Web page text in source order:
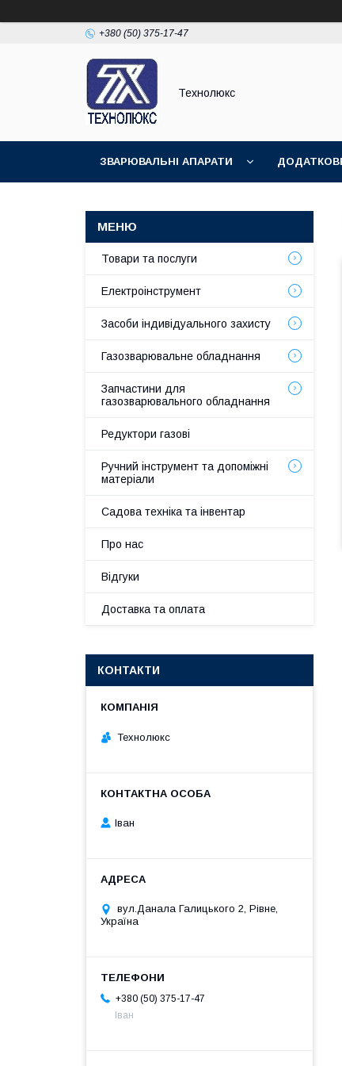
+380 (50) 375-17-47
Технолюкс
ЗВАРЮВАЛЬНІ АПАРАТИ
Товари та послуги
Електроінструмент
Засоби індивідуального захисту
Газозварювальне обладнання
Запчастини для
газозварювального обладнання
Редуктори газові
Ручний інструмент та допоміжні
матеріали
Садова техніка та інвентар
Про нас
Відгуки
Доставка та оплата
КОНТАКТИ
Технолюкс
Іван
вул.Данала Галицького 2, Рівне,
Україна
+380 (50) 375-17-47
Іван